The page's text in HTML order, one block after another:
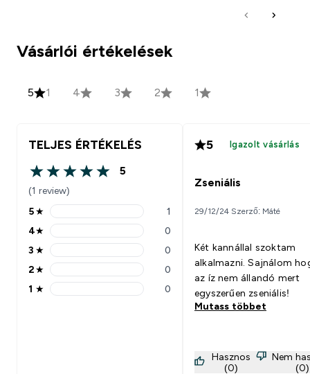
Vásárlói értékelések
5 1 4 3 2 1
TELJES ÉRTÉKELÉS
5 out of 5 stars
5
(1 review)
5 stars rating 1 reviews
5★ 1
4 stars rating 0 reviews
4★ 0
3 stars rating 0 reviews
3 ★ 0
2 stars rating 0 reviews
2★ 0
1 stars rating 0 reviews
1 ★ 0
5 Igazolt vásárlás
Zseniális
29/12/24 Szerző: Máté
Két kannállal szoktam
alkalmazni. Sajnálom
az íz nem állandó mert
egyszerűen zseniális!
Mutass többet
Hasznos
(0)
Nem
(0)